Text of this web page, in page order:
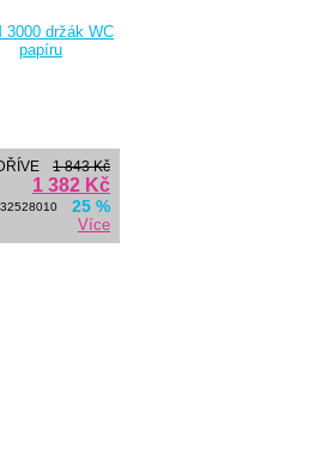
1 843 Kč
1 382 Kč
25 %
Více